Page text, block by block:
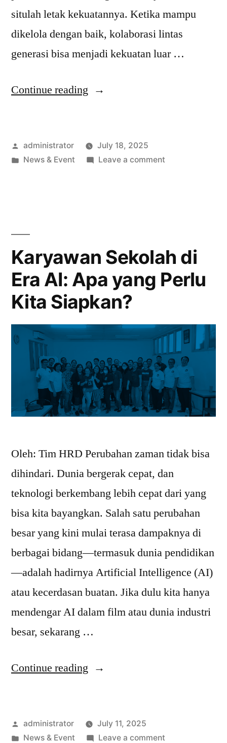
situlah letak kekuatannya. Ketika mampu
dikelola dengan baik, kolaborasi lintas
generasi bisa menjadi kekuatan luar …
Continue reading
administrator
July 18, 2025
News & Event
Leave a comment
Karyawan Sekolah di
Era AI: Apa yang Perlu
Kita Siapkan?
Oleh: Tim HRD Perubahan zaman tidak bisa
dihindari. Dunia bergerak cepat, dan
teknologi berkembang lebih cepat dari yang
bisa kita bayangkan. Salah satu perubahan
besar yang kini mulai terasa dampaknya di
berbagai bidang—termasuk dunia pendidikan
—adalah hadirnya Artificial Intelligence (AI)
atau kecerdasan buatan. Jika dulu kita hanya
mendengar AI dalam film atau dunia industri
besar, sekarang …
Continue reading
administrator
July 11, 2025
News & Event
Leave a comment